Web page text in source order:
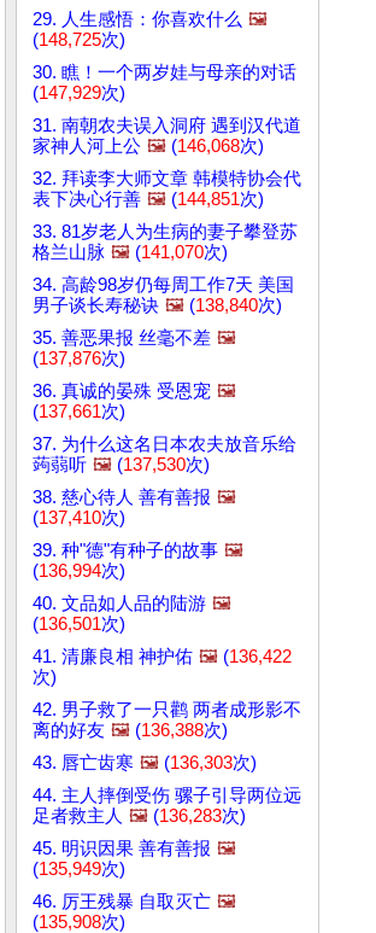
29. 人生感悟：你喜欢什么 🖼️
(148,725次)
30. 瞧！一个两岁娃与母亲的对话
(147,929次)
31. 南朝农夫误入洞府 遇到汉代道
家神人河上公 🖼️ (146,068次)
32. 拜读李大师文章 韩模特协会代
表下决心行善 🖼️ (144,851次)
33. 81岁老人为生病的妻子攀登苏
格兰山脉 🖼️ (141,070次)
34. 高龄98岁仍每周工作7天 美国
男子谈长寿秘诀 🖼️ (138,840次)
35. 善恶果报 丝毫不差 🖼️
(137,876次)
36. 真诚的晏殊 受恩宠 🖼️
(137,661次)
37. 为什么这名日本农夫放音乐给
蒟蒻听 🖼️ (137,530次)
38. 慈心待人 善有善报 🖼️
(137,410次)
39. 种"德"有种子的故事 🖼️
(136,994次)
40. 文品如人品的陆游 🖼️
(136,501次)
41. 清廉良相 神护佑 🖼️ (136,422
次)
42. 男子救了一只鹳 两者成形影不
离的好友 🖼️ (136,388次)
43. 唇亡齿寒 🖼️ (136,303次)
44. 主人摔倒受伤 骡子引导两位远
足者救主人 🖼️ (136,283次)
45. 明识因果 善有善报 🖼️
(135,949次)
46. 厉王残暴 自取灭亡 🖼️
(135,908次)